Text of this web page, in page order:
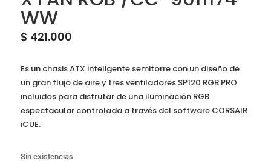
WW
$ 421.000
Es un chasis ATX inteligente semitorre con un diseño de
un gran flujo de aire y tres ventiladores SP120 RGB PRO
incluidos para disfrutar de una iluminación RGB
espectacular controlada a través del software CORSAIR
iCUE.
Sin existencias